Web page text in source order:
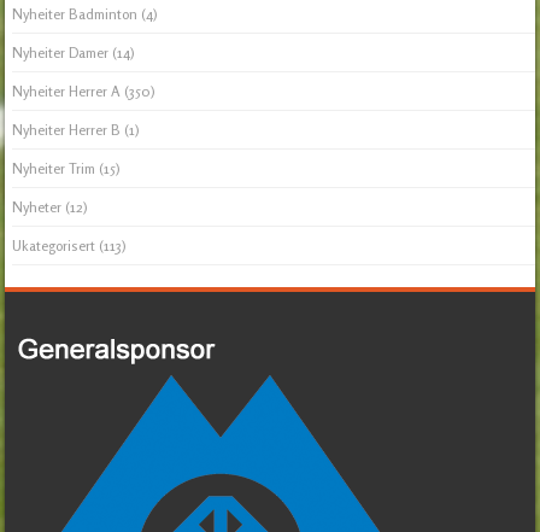
Nyheiter Badminton (4)
Nyheiter Damer (14)
Nyheiter Herrer A (350)
Nyheiter Herrer B (1)
Nyheiter Trim (15)
Nyheter (12)
Ukategorisert (113)